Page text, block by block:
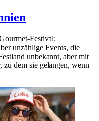
Festival:
unzählige Events, die
unbekannt, aber mit
zu dem sie gelangen, wenn